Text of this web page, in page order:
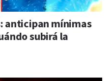
anticipan mínimas
subirá la